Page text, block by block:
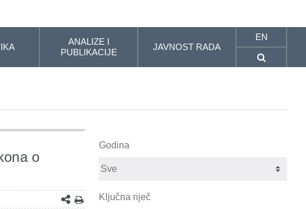
ANALIZE I
PUBLIKACIJE
JAVNOST RADA
EN
o
Godina
Ključna riječ